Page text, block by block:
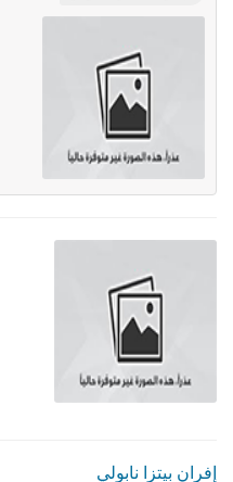
إفران بيتزا نابولي